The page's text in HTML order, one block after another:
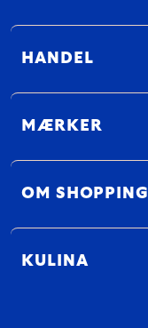
HANDEL
MÆRKER
OM SHOPPING
KULINA